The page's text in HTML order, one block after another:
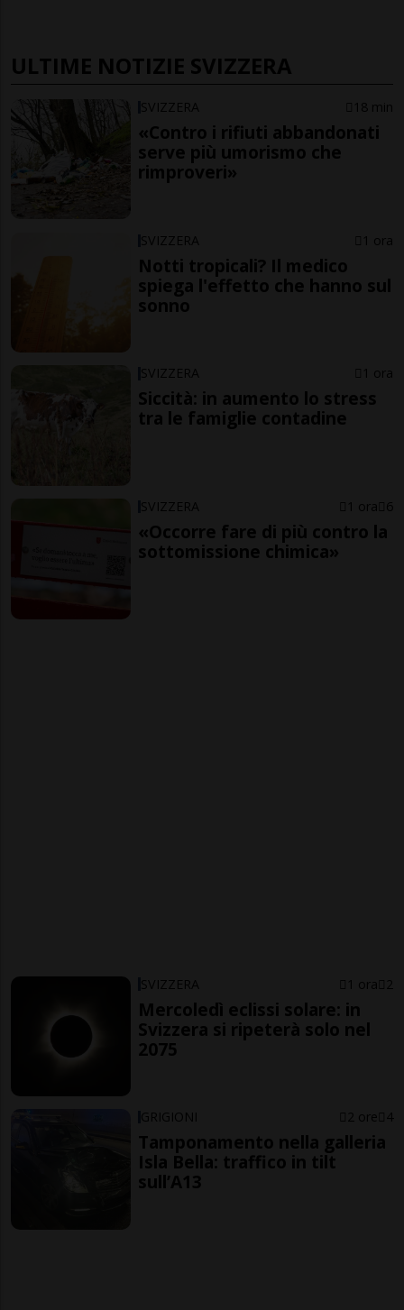
ULTIME NOTIZIE SVIZZERA
SVIZZERA 18 min
«Contro i rifiuti abbandonati
serve più umorismo che
rimproveri»
SVIZZERA 1 ora
Notti tropicali? Il medico
spiega l'effetto che hanno sul
sonno
SVIZZERA 1 ora
Siccità: in aumento lo stress
tra le famiglie contadine
SVIZZERA 1 ora 6
«Occorre fare di più contro la
sottomissione chimica»
SVIZZERA 1 ora 2
Mercoledì eclissi solare: in
Svizzera si ripeterà solo nel
2075
GRIGIONI 2 ore 4
Tamponamento nella galleria
Isla Bella: traffico in tilt
sull’A13